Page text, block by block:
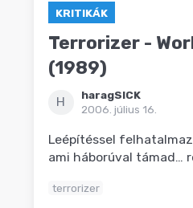
KRITIKÁK
Terrorizer -
(1989)
H
haragSICK
2006. július 16.
Leépítéssel
ami háborúval támad…
terrorizer